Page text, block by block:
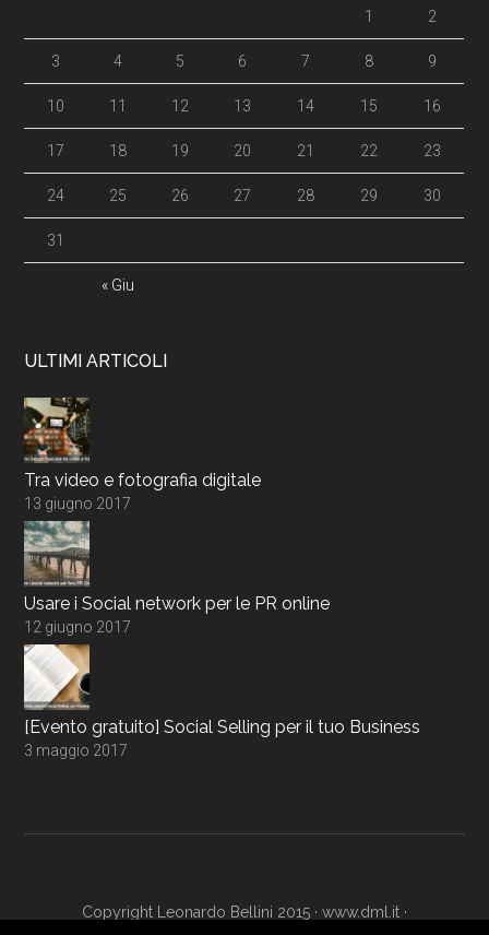
« Giu
1 2
3 4 5 6 7 8 9
10 11 12 13 14 15 16
17 18 19 20 21 22 23
24 25 26 27 28 29 30
31
ULTIMI ARTICOLI
Tra video e fotografia digitale
13 giugno 2017
Usare i Social network per le PR online
12 giugno 2017
[Evento gratuito] Social Selling per il tuo Business
3 maggio 2017
Copyright Leonardo Bellini 2015 · www.dml.it ·